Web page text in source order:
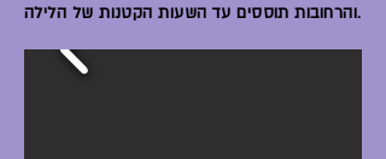
והרחובות תוססים עד השעות הקטנות של הלילה.